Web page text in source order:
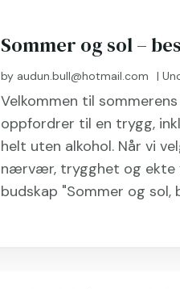
Sommer og sol –
by audun.bull@hotmail.com |
Velkommen til
oppfordrer til en trygg,
helt uten alkohol. Når vi
nærvær, trygghet og ekte
budskap "Sommer og sol,